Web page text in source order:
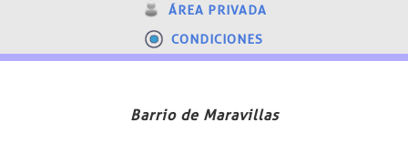
ÁREA PRIVADA
CONDICIONES
Barrio de Maravillas